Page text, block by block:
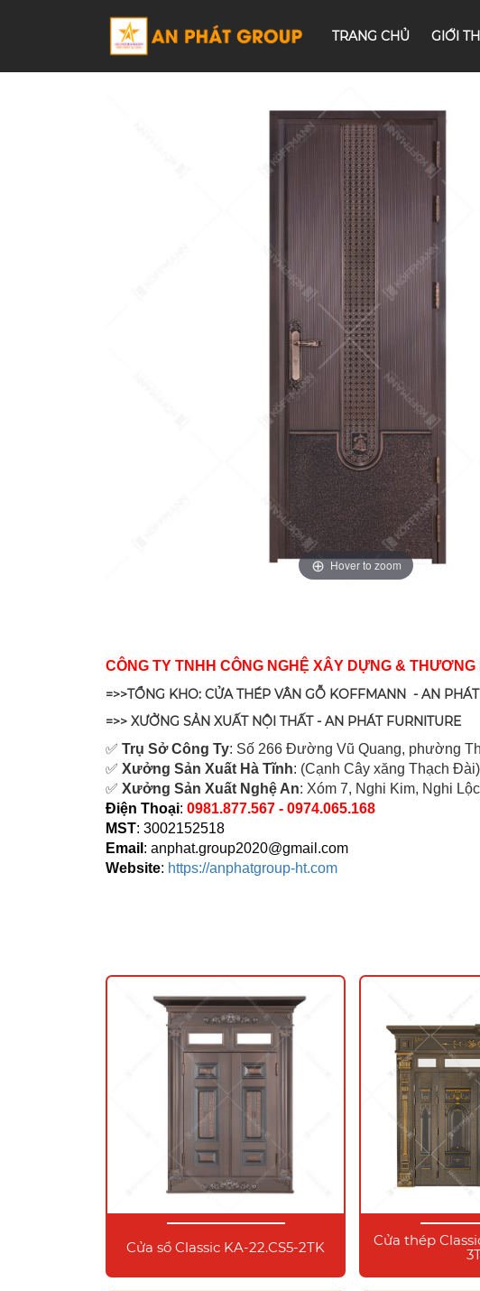
TRANG CHỦ GIỚI
Hover to zoom
CÔNG TY TNHH CÔNG NGHỆ XÂY DỰNG &
=>>TỔNG KHO: CỬA THÉP VÂN GỖ KOFFMANN - AN
=>> XƯỞNG SẢN XUẤT NỘI THẤT - AN PHÁT FURNITURE
✅ Trụ Sở Công Ty: Số 266 Đường Vũ Quang, phường
✅ Xưởng Sản Xuất Hà Tĩnh: (Cạnh Cây xăng Thạch
✅ Xưởng Sản Xuất Nghệ An: Xóm 7, Nghi Kim, Nghi
Điện Thoại: 0981.877.567 - 0974.065.168
MST: 3002152518
Email : anphat.group2020@gmail.com
Website: https://anphatgroup-ht.com
Cửa sổ Classic KA-22.CS5-2TK
Cửa thép